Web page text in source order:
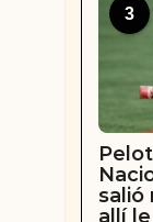
3
salió
allí